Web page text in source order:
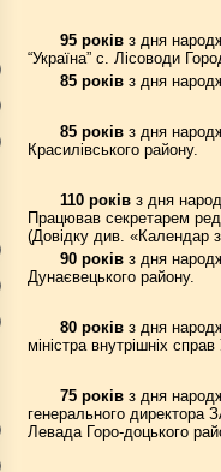
95 роківз дня
“Україна” с. Лісоводи
85 роківз дня
85 роківз дня
Красилівського району.
110 роківз дня
Працював секретарем
(Довідку див. «Календар
90 роківз дня
Дунаєвецького району.
80 роківз дня
міністра внутрішніх
75 роківз дня
генерального директора
Левада Горо-доцького